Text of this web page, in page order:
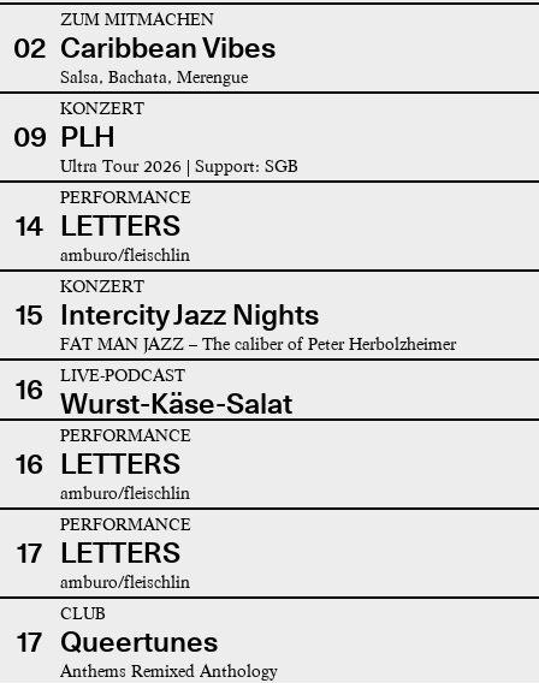
02
ZUM MITMACHEN
Caribbean Vibes
Salsa, Bachata, Merengue
09
KONZERT
PLH
Ultra Tour 2026 | Support: SGB
14
PERFORMANCE
LETTERS
amburo/fleischlin
15
KONZERT
Intercity Jazz Nights
FAT MAN JAZZ – The caliber of Peter Herbolzheimer
16 LIVE-PODCAST
Wurst-Käse-Salat
16
PERFORMANCE
LETTERS
amburo/fleischlin
17
PERFORMANCE
LETTERS
amburo/fleischlin
17
CLUB
Queertunes
Anthems Remixed Anthology